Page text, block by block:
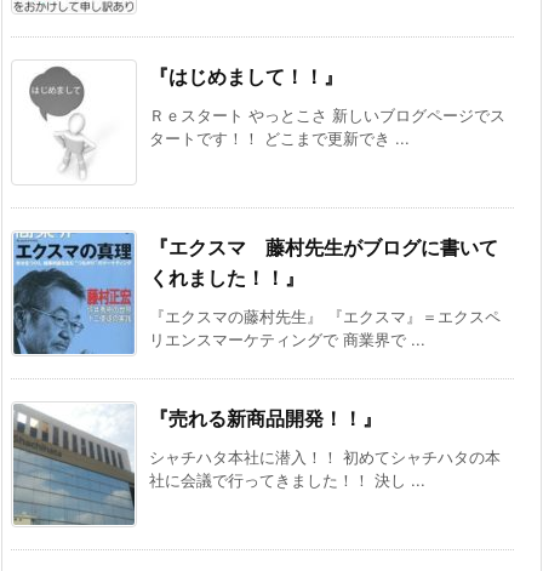
『はじめまして！！』
Ｒｅスタート やっとこさ 新しいブログページでス
タートです！！ どこまで更新でき ...
『エクスマ 藤村先生がブログに書いて
くれました！！』
『エクスマの藤村先生』 『エクスマ』＝エクスペ
リエンスマーケティングで 商業界で ...
『売れる新商品開発！！』
シャチハタ本社に潜入！！ 初めてシャチハタの本
社に会議で行ってきました！！ 決し ...